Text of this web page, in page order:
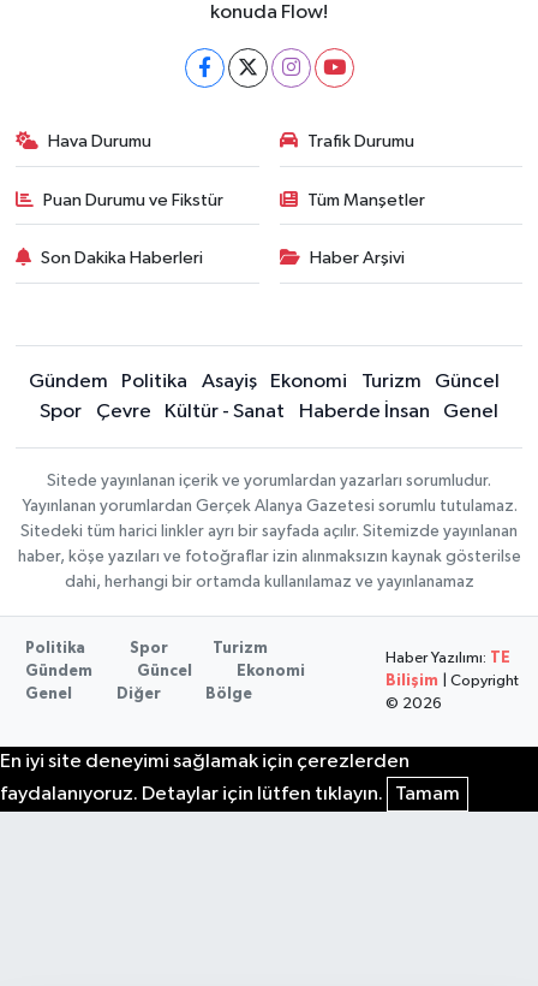
konuda Flow!
Hava Durumu Trafik Durumu
Puan Durumu ve Fikstür Tüm Manşetler
Son Dakika Haberleri Haber Arşivi
Gündem Politika Asayiş Ekonomi Turizm
Güncel
Spor
Çevre Kültür - Sanat Haberde İnsan Genel
Sitede yayınlanan içerik ve yorumlardan yazarları sorumludur.
Yayınlanan yorumlardan Gerçek Alanya Gazetesi sorumlu tutulamaz.
Sitedeki tüm harici linkler ayrı bir sayfada açılır. Sitemizde yayınlanan
haber, köşe yazıları ve fotoğraflar izin alınmaksızın kaynak gösterilse
dahi, herhangi bir ortamda kullanılamaz ve yayınlanamaz
Politika Spor
Turizm
Gündem
Güncel
Ekonomi
Genel
Diğer Bölge
Haber Yazılımı:
TE
Bilişim | Copyright
© 2026
En iyi site deneyimi sağlamak için çerezlerden
faydalanıyoruz. Detaylar için lütfen tıklayın.
Tamam